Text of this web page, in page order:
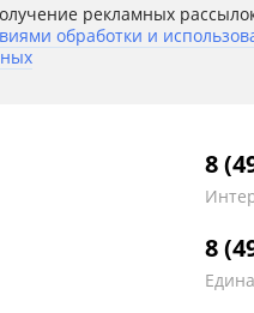
рекламных
обработки и
8
8